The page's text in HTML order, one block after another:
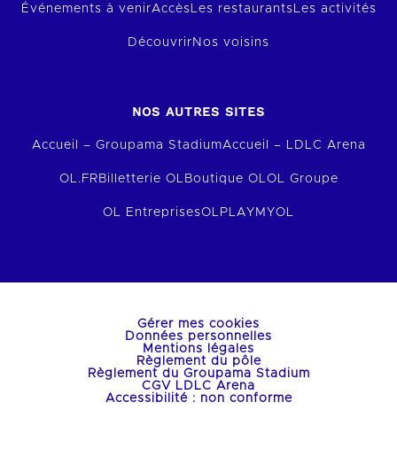
Événements à venirAccèsLes restaurantsLes activités
Découvrir Nos voisins
NOS AUTRES SITES
Accueil – Groupama StadiumAccueil – LDLC Arena
OL.FR Billetterie OL Boutique OLOL Groupe
OL EntreprisesOLPLAY MYOL
Gérer mes cookies
Données personnelles
Mentions légales
Règlement du pôle
Règlement du Groupama Stadium
CGV LDLC Arena
Accessibilité : non conforme